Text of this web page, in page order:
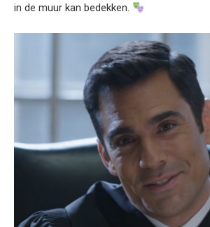
in de muur kan bedekken.